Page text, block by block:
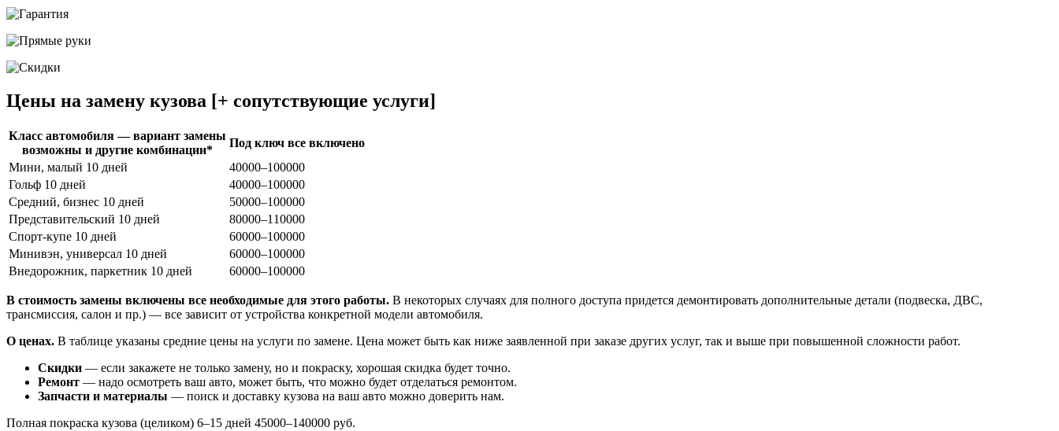
Цены на замену кузова [+ сопутствующие услуги]
Класс автомобиля — вариант замены
возможны и другие комбинации*
Под ключ все включено
Мини, малый 10 дней
40000–100000
Гольф 10 дней
40000–100000
Средний, бизнес 10 дней
50000–100000
Представительский 10 дней
80000–110000
Спорт-купе 10 дней
60000–100000
Минивэн, универсал 10 дней
60000–100000
Внедорожник, паркетник 10 дней
60000–100000
В стоимость замены включены все необходимые для этого работы. В некоторых случаях для полного доступа придется демонтировать дополнительные детали (подвеска, ДВС,
трансмиссия, салон и пр.) — все зависит от устройства конкретной модели автомобиля.
О ценах. В таблице указаны средние цены на услуги по замене. Цена может быть как ниже заявленной при заказе других услуг, так и выше при повышенной сложности работ.
Скидки — если закажете не только замену, но и покраску, хорошая скидка будет точно.
Ремонт — надо осмотреть ваш авто, может быть, что можно будет отделаться ремонтом.
Запчасти и материалы — поиск и доставку кузова на ваш авто можно доверить нам.
Полная покраска кузова (целиком) 6–15 дней 45000–140000 руб.